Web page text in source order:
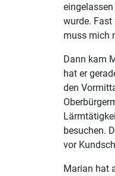
wurde.
muss mich
Dann kam
hat er
den
besuchen.
vor
Marian hat